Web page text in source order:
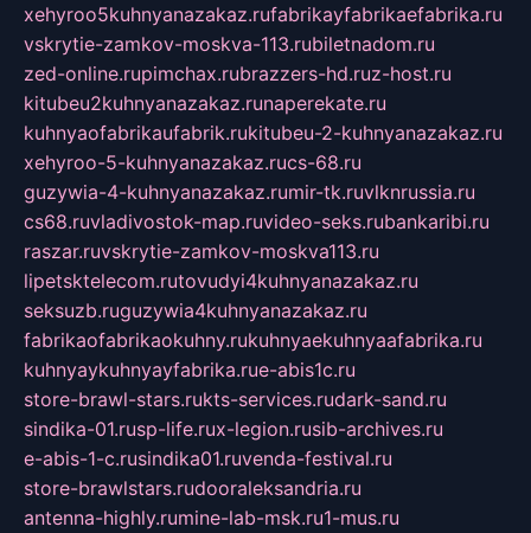
xehyroo5kuhnyanazakaz.rufabrikayfabrikaefabrika.ru
vskrytie-zamkov-moskva-113.rubiletnadom.ru
zed-online.rupimchax.rubrazzers-hd.ruz-host.ru
kitubeu2kuhnyanazakaz.runaperekate.ru
kuhnyaofabrikaufabrik.rukitubeu-2-kuhnyanazakaz.ru
xehyroo-5-kuhnyanazakaz.rucs-68.ru
guzywia-4-kuhnyanazakaz.rumir-tk.ruvlknrussia.ru
cs68.ruvladivostok-map.ruvideo-seks.rubankaribi.ru
raszar.ruvskrytie-zamkov-moskva113.ru
lipetsktelecom.rutovudyi4kuhnyanazakaz.ru
seksuzb.ruguzywia4kuhnyanazakaz.ru
fabrikaofabrikaokuhny.rukuhnyaekuhnyaafabrika.ru
kuhnyaykuhnyayfabrika.rue-abis1c.ru
store-brawl-stars.rukts-services.rudark-sand.ru
sindika-01.rusp-life.rux-legion.rusib-archives.ru
e-abis-1-c.rusindika01.ruvenda-festival.ru
store-brawlstars.rudooraleksandria.ru
antenna-highly.rumine-lab-msk.ru1-mus.ru